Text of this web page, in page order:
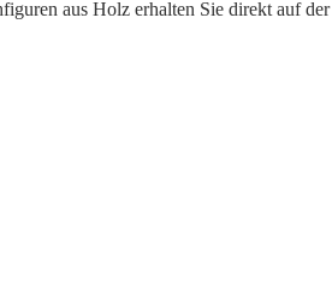
aus Holz erhalten Sie direkt auf der